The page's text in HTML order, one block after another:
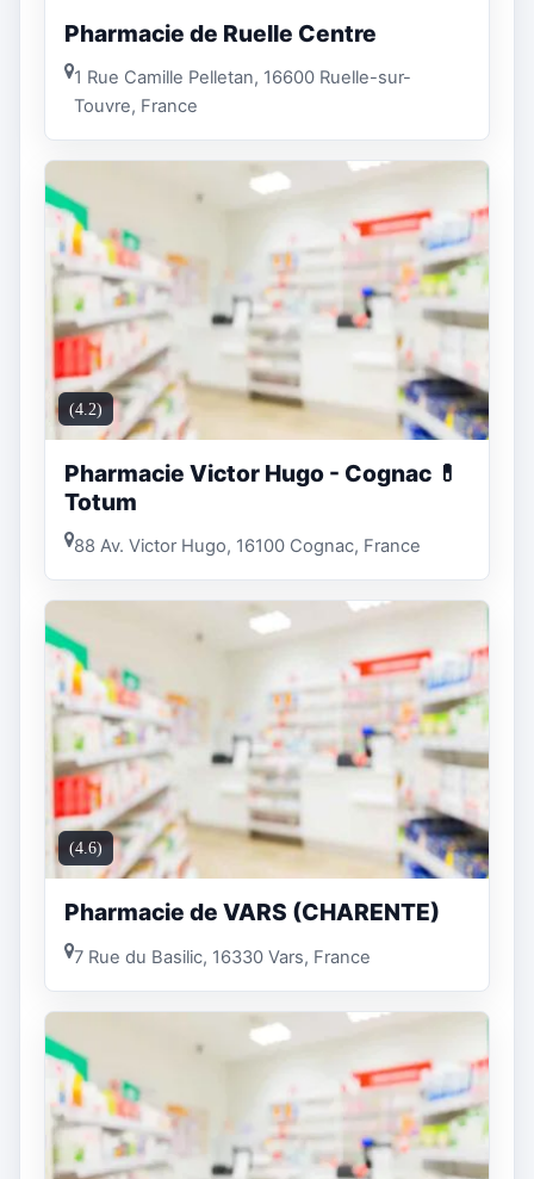
Pharmacie de Ruelle Centre
1 Rue Camille Pelletan, 16600 Ruelle-sur-
Touvre, France
(4.2)
Pharmacie Victor Hugo - Cognac 💊
Totum
88 Av. Victor Hugo, 16100 Cognac, France
(4.6)
Pharmacie de VARS (CHARENTE)
7 Rue du Basilic, 16330 Vars, France